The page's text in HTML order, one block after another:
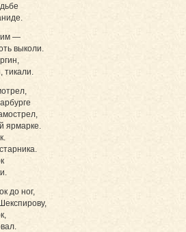
—
выколи.
тикали.
ярмарке.
до ног,